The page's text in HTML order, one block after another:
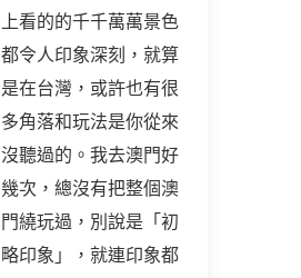
上看的的千千萬萬景色
都令人印象深刻，就算
是在台灣，或許也有很
多角落和玩法是你從來
沒聽過的。我去澳門好
幾次，總沒有把整個澳
門繞玩過，別說是「初
略印象」，就連印象都